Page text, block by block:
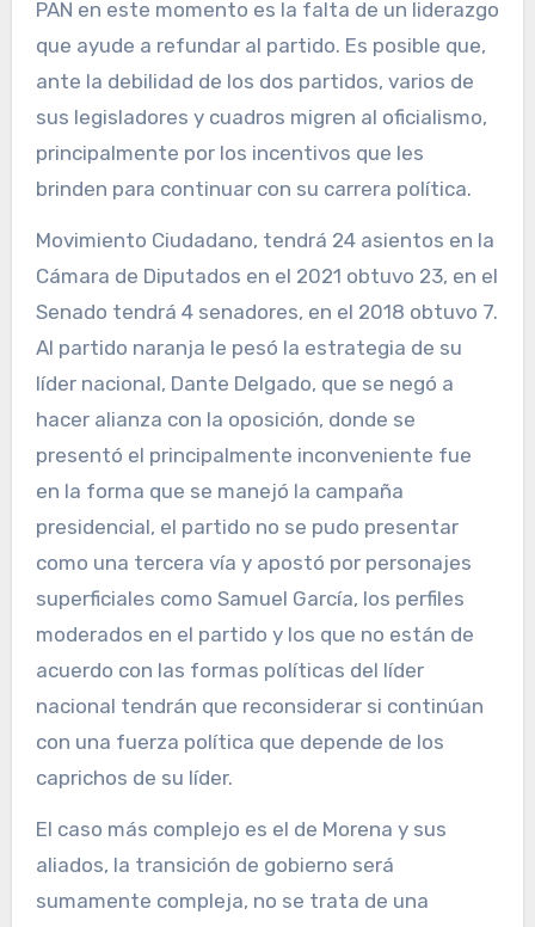
PAN en este momento es la falta de un liderazgo
que ayude a refundar al partido. Es posible que,
ante la debilidad de los dos partidos, varios de
sus legisladores y cuadros migren al oficialismo,
principalmente por los incentivos que les
brinden para continuar con su carrera política.
Movimiento Ciudadano, tendrá 24 asientos en la
Cámara de Diputados en el 2021 obtuvo 23, en el
Senado tendrá 4 senadores, en el 2018 obtuvo 7.
Al partido naranja le pesó la estrategia de su
líder nacional, Dante Delgado, que se negó a
hacer alianza con la oposición, donde se
presentó el principalmente inconveniente fue
en la forma que se manejó la campaña
presidencial, el partido no se pudo presentar
como una tercera vía y apostó por personajes
superficiales como Samuel García, los perfiles
moderados en el partido y los que no están de
acuerdo con las formas políticas del líder
nacional tendrán que reconsiderar si continúan
con una fuerza política que depende de los
caprichos de su líder.
El caso más complejo es el de Morena y sus
aliados, la transición de gobierno será
sumamente compleja, no se trata de una